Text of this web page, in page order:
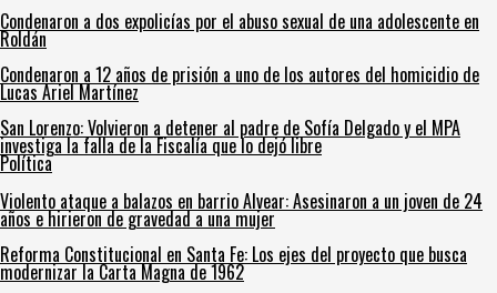
Condenaron a dos expolicías por el abuso sexual de una adolescente en
Roldán
Condenaron a 12 años de prisión a uno de los autores del homicidio de
Lucas Ariel Martínez
San Lorenzo: Volvieron a detener al padre de Sofía Delgado y el MPA
investiga la falla de la Fiscalía que lo dejó libre
Política
Violento ataque a balazos en barrio Alvear: Asesinaron a un joven de 24
años e hirieron de gravedad a una mujer
Reforma Constitucional en Santa Fe: Los ejes del proyecto que busca
modernizar la Carta Magna de 1962